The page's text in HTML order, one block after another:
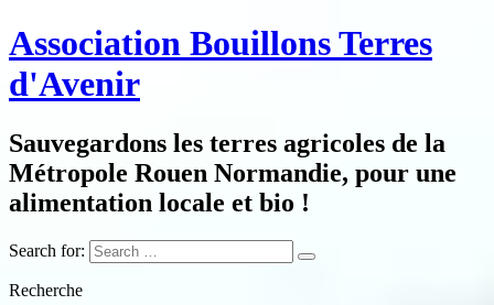
Association Bouillons Terres
d'Avenir
Sauvegardons les terres agricoles de la
Métropole Rouen Normandie, pour une
alimentation locale et bio !
Search for:
Recherche